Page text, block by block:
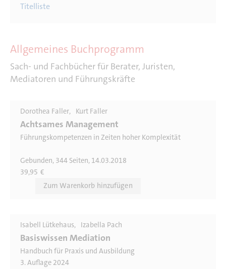
Titelliste
Allgemeines Buchprogramm
Sach- und Fachbücher für Berater, Juristen,
Mediatoren und Führungskräfte
Dorothea Faller Kurt Faller
Achtsames Management
Führungskompetenzen in Zeiten hoher Komplexität
Gebunden, 344 Seiten, 14.03.2018
39,95 €
Isabell Lütkehaus Izabella Pach
Basiswissen Mediation
Handbuch für Praxis und Ausbildung
3. Auflage 2024